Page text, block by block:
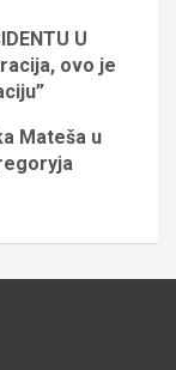
U
ovo je
Mateša u